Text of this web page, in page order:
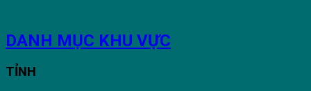
DANH MỤC KHU VỰC
TỈNH